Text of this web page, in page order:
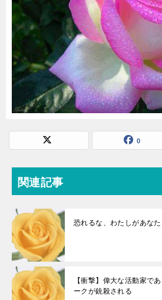
0
関連記事
恐れるな、わたしがあなた
【衝撃】偉大な活動家で
ークが銃殺される